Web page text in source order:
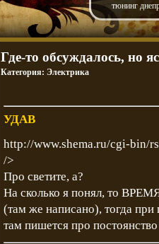
тюнинг
Где-то обсуждалось, но
Категория: Электрика
УДАВ
http://www.shema.ru/cgi-bin/
/>
Про светите, а?
На сколько я понял, то
(там же написано), тогда
там пишется про